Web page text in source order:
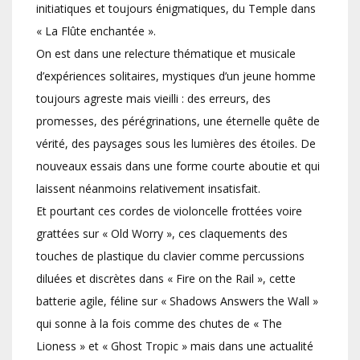
initiatiques et toujours énigmatiques, du Temple dans
« La Flûte enchantée ».
On est dans une relecture thématique et musicale
d’expériences solitaires, mystiques d’un jeune homme
toujours agreste mais vieilli : des erreurs, des
promesses, des pérégrinations, une éternelle quête de
vérité, des paysages sous les lumières des étoiles. De
nouveaux essais dans une forme courte aboutie et qui
laissent néanmoins relativement insatisfait.
Et pourtant ces cordes de violoncelle frottées voire
grattées sur « Old Worry », ces claquements des
touches de plastique du clavier comme percussions
diluées et discrètes dans « Fire on the Rail », cette
batterie agile, féline sur « Shadows Answers the Wall »
qui sonne à la fois comme des chutes de « The
Lioness » et « Ghost Tropic » mais dans une actualité